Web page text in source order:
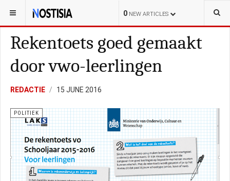
0 NEW ARTICLES
YOU ARE HERE: NEDERLAND POLITIEK
Rekentoets goed gemaakt
door vwo-leerlingen
REDACTIE 15 JUNE 2016
POLITIEK